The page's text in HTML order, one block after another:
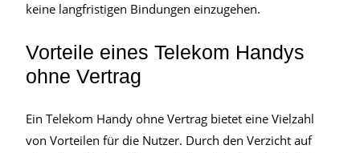
keine langfristigen Bindungen einzugehen.
Vorteile eines Telekom Handys
ohne Vertrag
Ein Telekom Handy ohne Vertrag bietet eine Vielzahl
von Vorteilen für die Nutzer. Durch den Verzicht auf